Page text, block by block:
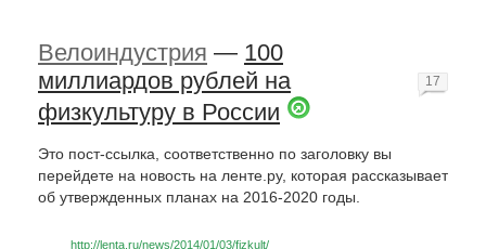
Велоиндустрия — 100
миллиардов рублей на
физкультуру в России
Это пост-ссылка, соответственно по заголовку вы
перейдете на новость на ленте.ру, которая рассказывает
об утвержденных планах на 2016-2020 годы.
http://lenta.ru/news/2014/01/03/fizkult/
17